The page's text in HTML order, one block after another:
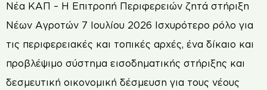
Νέα ΚΑΠ – Η Επιτροπή Περιφερειών ζητά στήριξη
Νέων Αγροτών 7 Ιουλίου 2026 Ισχυρότερο ρόλο για
τις περιφερειακές και τοπικές αρχές, ένα δίκαιο και
προβλέψιμο σύστημα εισοδηματικής στήριξης και
δεσμευτική οικονομική δέσμευση για τους νέους